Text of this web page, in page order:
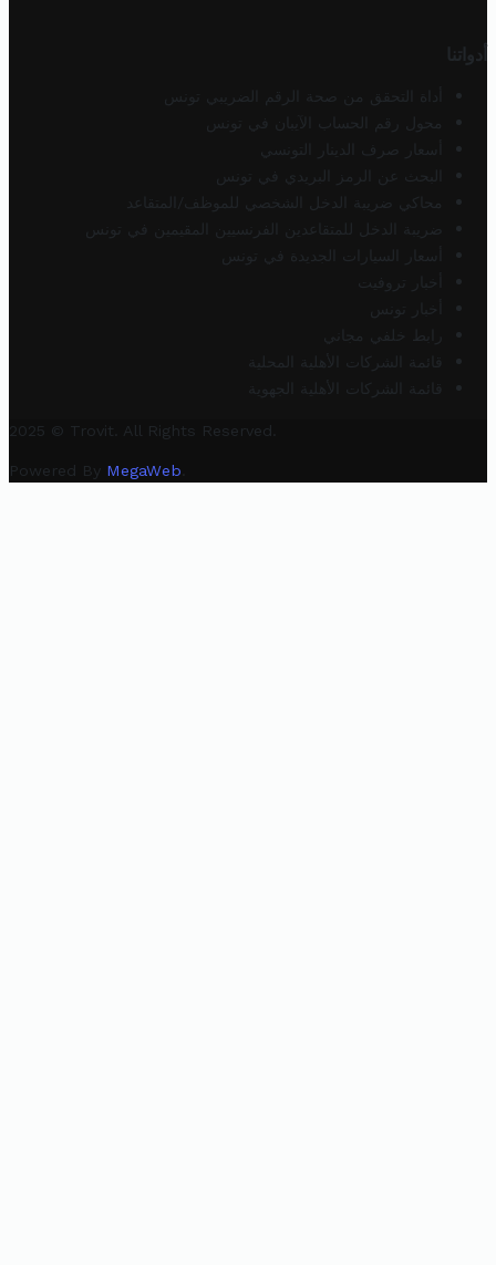
أدواتنا
أداة التحقق من صحة الرقم الضريبي تونس
محول رقم الحساب الآيبان في تونس
أسعار صرف الدينار التونسي
البحث عن الرمز البريدي في تونس
محاكي ضريبة الدخل الشخصي للموظف/المتقاعد
ضريبة الدخل للمتقاعدين الفرنسيين المقيمين في تونس
أسعار السيارات الجديدة في تونس
أخبار تروفيت
أخبار تونس
رابط خلفي مجاني
قائمة الشركات الأهلية المحلية
قائمة الشركات الأهلية الجهوية
2025 © Trovit. All Rights Reserved.
Powered By MegaWeb